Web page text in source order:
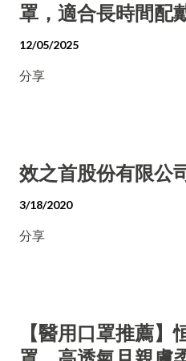
罩，適合長時間配
12/05/2025
分享
效之首股份有限公
3/18/2020
分享
【醫用口罩推薦】